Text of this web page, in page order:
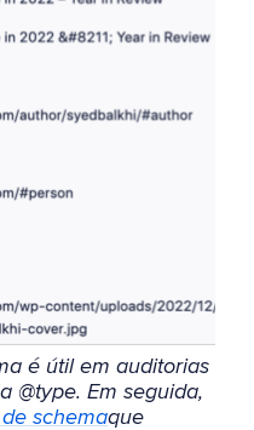
é útil em auditorias
@type. Em seguida,
schemaque